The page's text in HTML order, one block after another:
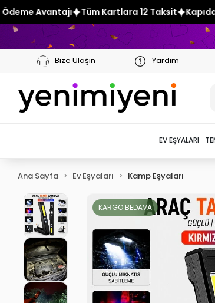
Kartlara 12 Taksit Kapıda Ödeme Avantajı
Bize Ulaşın Yardım
EV EŞYALARI
Ana Sayfa Ev Eşyaları Kamp Eşyaları
KARGO BEDAVA